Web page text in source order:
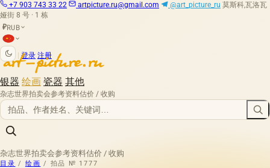
+7 903 743 33 22 artpicture.ru@gmail.com @art_picture_ru 莫斯科,瓦洛瓦
娅街 8 号 · 1 栋
₽RUB
登录 注册
银器 绘画 瓷器 其他
杂志世界拍卖会参考资料估价 / 收购
杂志世界拍卖会参考资料估价 / 收购
目录 / 绘画 / 拍品 № 1777